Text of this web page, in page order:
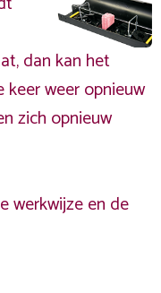
dan kan het
weer opnieuw
zich opnieuw
werkwijze en de